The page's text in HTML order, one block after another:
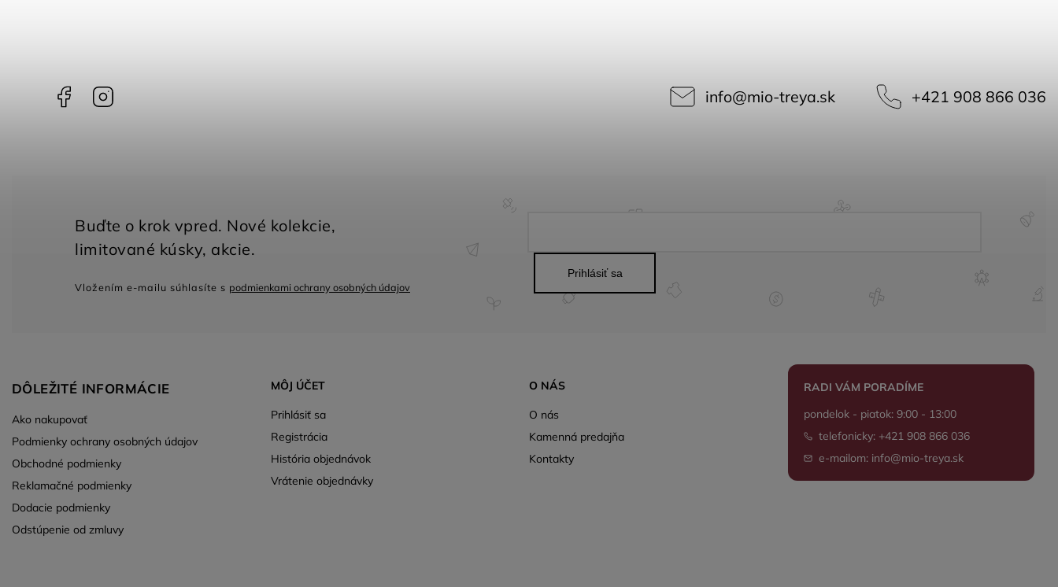
Facebook info@mio-treya.sk +421 908 866 036
DÔLEŽITÉ INFORMÁCIE
Ako nakupovať
Podmienky ochrany osobných údajov
Obchodné podmienky
Reklamačné podmienky
Dodacie podmienky
Odstúpenie od zmluvy
MÔJ ÚČET
Prihlásiť sa
Registrácia
História objednávok
Vrátenie objednávky
Vložením e-mailu súhlasíte s podmienkami ochrany osobných údajov
Prihlásiť sa
O NÁS
O nás
Kamenná predajňa
Kontakty
RADI VÁM PORADÍME
pondelok - piatok: 9:00 - 13:00
telefonicky: +421 908 866 036
e-mailom: info@mio-treya.sk